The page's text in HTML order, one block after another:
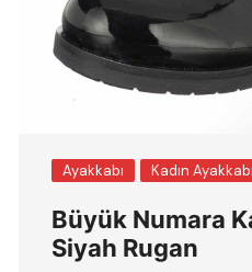
Ayakkabı Kadın Ayakkabı
Büyük Numara
Siyah Rugan